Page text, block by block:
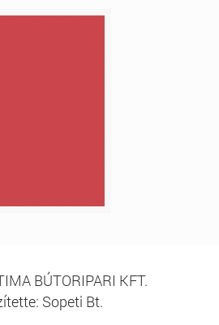
BÚTORIPARI KFT.
Sopeti Bt.